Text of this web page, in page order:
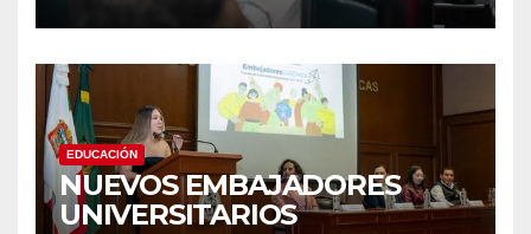
EDUCACIÓN
NUEVOS EMBAJADORES
UNIVERSITARIOS